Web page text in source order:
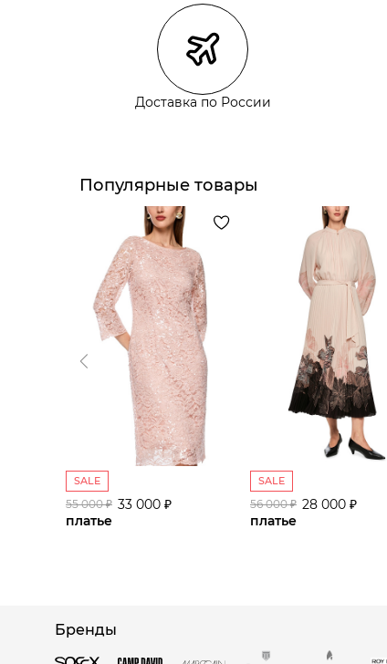
Курьерская доставка СДЭК
Самовывоз из пункта выдачи СДЭК
Самовывоз из наших магазинов
Самовывоз из пункта выдачи СДЭК
Доставка по России
Популярные товары
SALE
55 000 ₽ 33 000 ₽
платье
SALE
56 000 ₽ 28 000 ₽
платье
Бренды